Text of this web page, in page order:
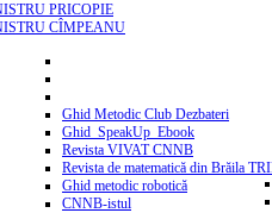
PRICOPIE
CÎMPEANU
Ghid Metodic Club Dezbateri
Ghid_SpeakUp_Ebook
Revista VIVAT CNNB
Revista de matematică din Brăila
Ghid metodic robotică
CNNB-istul